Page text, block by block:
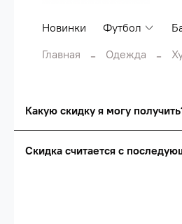
Новинки Футбол
Главная
Одежда
Какую скидку я могу
Скидка считается с